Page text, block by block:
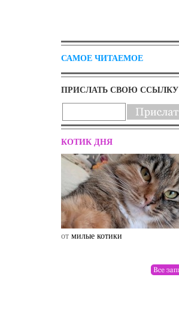
САМОЕ ЧИТАЕМОЕ
ПРИСЛАТЬ СВОЮ ССЫЛКУ
КОТИК ДНЯ
от милые котики